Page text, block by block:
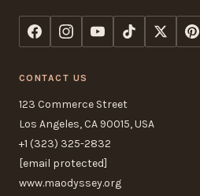
CONTACT US
123 Commerce Street
Los Angeles, CA 90015, USA
+1 (323) 325-2832
[email protected]
www.maodyssey.org